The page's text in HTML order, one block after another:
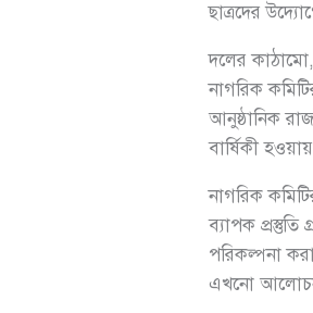
ছাত্রদের
দলের কাঠামো,
নাগরিক
আনুষ্ঠানিক
বার্ষিকী
নাগরিক
ব্যাপক
পরিকল্পনা
এখনো